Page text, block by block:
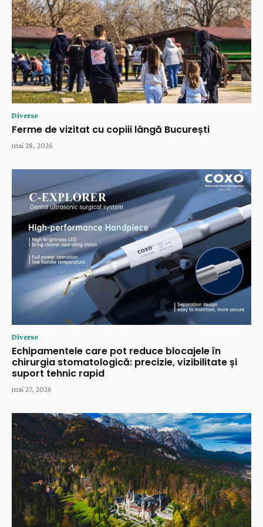
Diverse
Ferme de vizitat cu copiii lângă București
mai 28, 2026
Diverse
Echipamentele care pot reduce blocajele în
chirurgia stomatologică: precizie, vizibilitate și
suport tehnic rapid
mai 27, 2026